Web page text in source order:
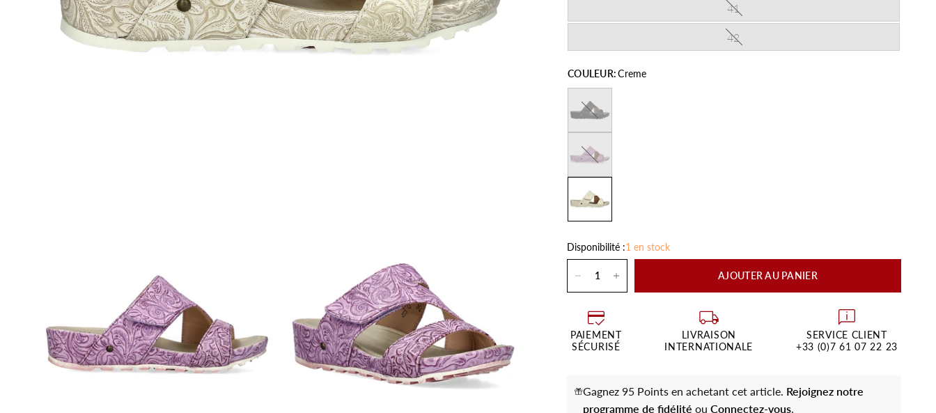
41
42
COULEUR:Creme
Disponibilité :1 en stock
AJOUTER AU PANIER
PAIEMENT
SÉCURISÉ
LIVRAISON
INTERNATIONALE
SERVICE CLIENT
+33 (0)7 61 07 22 23
Gagnez 95 Points en achetant cet article. Rejoignez notre
programme de fidélité ou Connectez-vous.